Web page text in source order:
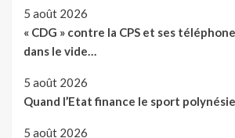
5 août 2026
« CDG » contre la CPS et ses
dans le vide…
5 août 2026
Quand l’Etat finance le sport
5 août 2026